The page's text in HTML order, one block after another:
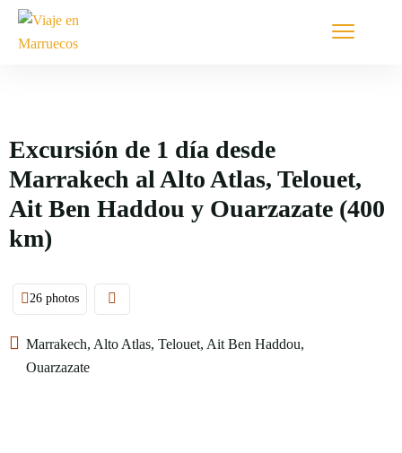
Excursión de 1 día desde
Marrakech al Alto Atlas, Telouet,
Ait Ben Haddou y Ouarzazate (400
km)
26 photos
Marrakech, Alto Atlas, Telouet, Ait Ben Haddou,
Ouarzazate